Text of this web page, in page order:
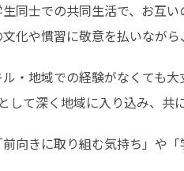
生同士での共同生活で、お互
文化や慣習に敬意を払いなが
・地域での経験がなくても大
して深く地域に入り込み、共
向きに取り組む気持ち」や「